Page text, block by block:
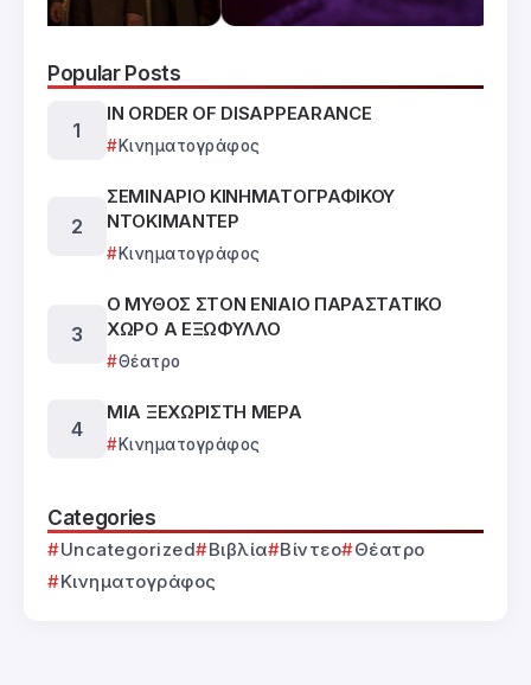
Popular Posts
IN ORDER OF DISAPPEARANCE
Κινηματογράφος
ΣΕΜΙΝΑΡΙΟ ΚΙΝΗΜΑΤΟΓΡΑΦΙΚΟΥ
ΝΤΟΚΙΜΑΝΤΕΡ
Κινηματογράφος
Ο ΜΥΘΟΣ ΣΤΟΝ ΕΝΙΑΙΟ ΠΑΡΑΣΤΑΤΙΚΟ
ΧΩΡΟ Α ΕΞΩΦΥΛΛΟ
Θέατρο
ΜΙΑ ΞΕΧΩΡΙΣΤΗ ΜΕΡΑ
Κινηματογράφος
Categories
Uncategorized Βιβλία Βίντεο
Θέατρο
Κινηματογράφος